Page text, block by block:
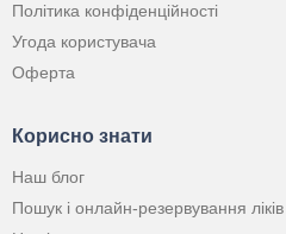
Політика конфіденційності
Угода користувача
Оферта
Корисно знати
Наш блог
Пошук і онлайн-резервування ліків